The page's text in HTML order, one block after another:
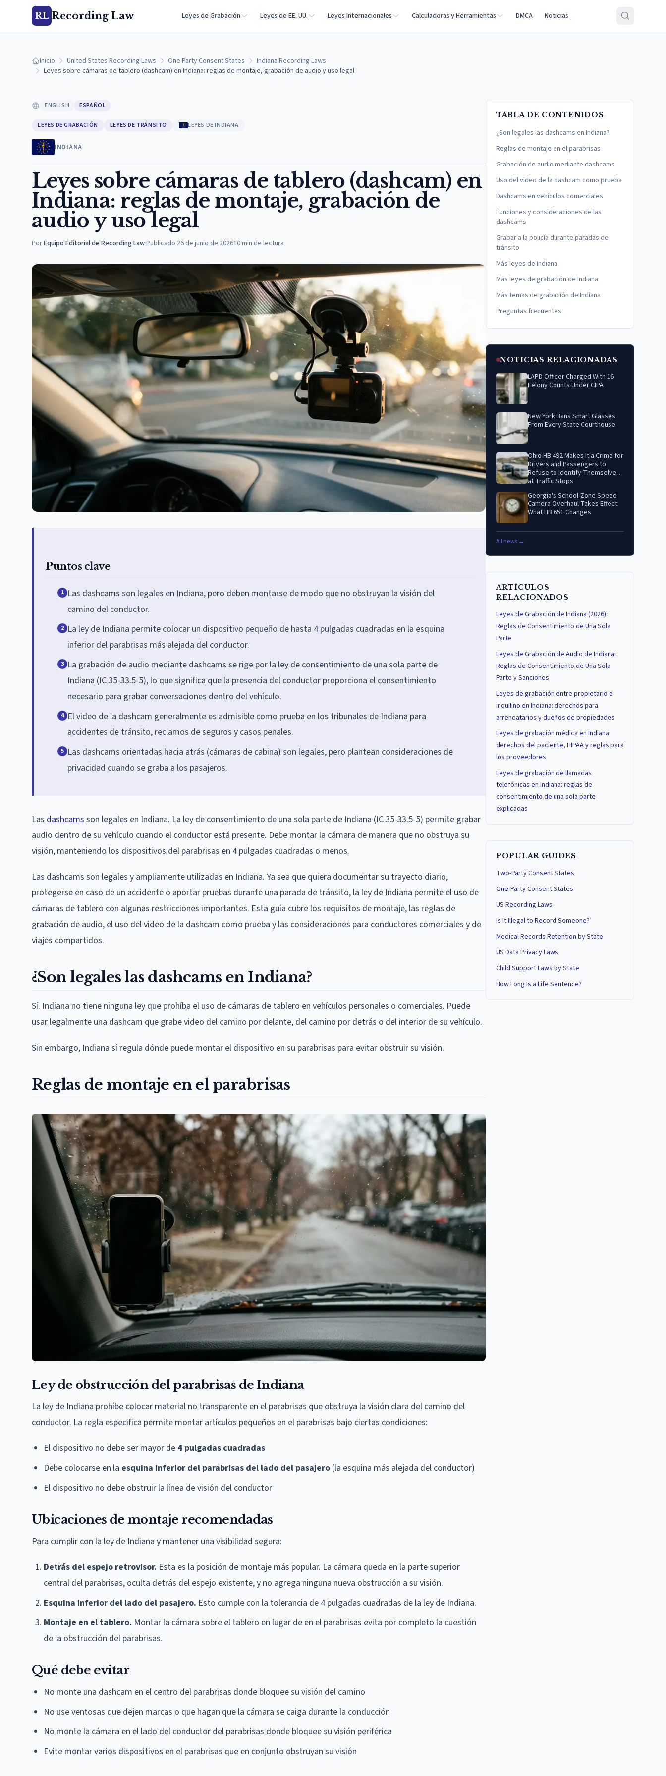
RL Recording Law Leyes de Grabación Leyes de EE. UU. Leyes Internacionales Calculadoras y Herramientas DMCA Noticias
Inicio United States Recording Laws One Party Consent States
Indiana Recording Laws
Leyes sobre cámaras de tablero (dashcam) en Indiana: reglas de montaje, grabación de audio y uso legal
ENGLISH ESPAÑOL
LEYES DE GRABACIÓN LEYES DE TRÁNSITO LEYES DE INDIANA
INDIANA
Leyes sobre cámaras de tablero (dashcam) en
Indiana: reglas de montaje, grabación de
audio y uso legal
PorEquipo Editorial de Recording Law·Publicado 26 de junio de 202610min de lectura
Puntos clave
1 Las dashcams son legales en Indiana, pero deben montarse de modo que no obstruyan la visión del
camino del conductor.
2 La ley de Indiana permite colocar un dispositivo pequeño de hasta 4 pulgadas cuadradas en la esquina
inferior del parabrisas más alejada del conductor.
3 La grabación de audio mediante dashcams se rige por la ley de consentimiento de una sola parte de
Indiana (IC 35-33.5-5), lo que significa que la presencia del conductor proporciona el consentimiento
necesario para grabar conversaciones dentro del vehículo.
4 El video de la dashcam generalmente es admisible como prueba en los tribunales de Indiana para
accidentes de tránsito, reclamos de seguros y casos penales.
5 Las dashcams orientadas hacia atrás (cámaras de cabina) son legales, pero plantean consideraciones de
privacidad cuando se graba a los pasajeros.
Las dashcams son legales en Indiana. La ley de consentimiento de una sola parte de Indiana (IC 35-33.5-5) permite grabar
audio dentro de su vehículo cuando el conductor está presente. Debe montar la cámara de manera que no obstruya su
visión, manteniendo los dispositivos del parabrisas en 4 pulgadas cuadradas o menos.
Las dashcams son legales y ampliamente utilizadas en Indiana. Ya sea que quiera documentar su trayecto diario,
protegerse en caso de un accidente o aportar pruebas durante una parada de tránsito, la ley de Indiana permite el uso de
cámaras de tablero con algunas restricciones importantes. Esta guía cubre los requisitos de montaje, las reglas de
grabación de audio, el uso del video de la dashcam como prueba y las consideraciones para conductores comerciales y de
viajes compartidos.
¿Son legales las dashcams en Indiana?
Sí. Indiana no tiene ninguna ley que prohíba el uso de cámaras de tablero en vehículos personales o comerciales. Puede
usar legalmente una dashcam que grabe video del camino por delante, del camino por detrás o del interior de su vehículo.
Sin embargo, Indiana sí regula dónde puede montar el dispositivo en su parabrisas para evitar obstruir su visión.
Reglas de montaje en el parabrisas
Ley de obstrucción del parabrisas de Indiana
La ley de Indiana prohíbe colocar material no transparente en el parabrisas que obstruya la visión clara del camino del
conductor. La regla especifica permite montar artículos pequeños en el parabrisas bajo ciertas condiciones:
El dispositivo no debe ser mayor de 4 pulgadas cuadradas
Debe colocarse en la esquina inferior del parabrisas del lado del pasajero (la esquina más alejada del conductor)
El dispositivo no debe obstruir la línea de visión del conductor
Ubicaciones de montaje recomendadas
Para cumplir con la ley de Indiana y mantener una visibilidad segura:
Detrás del espejo retrovisor. Esta es la posición de montaje más popular. La cámara queda en la parte superior
central del parabrisas, oculta detrás del espejo existente, y no agrega ninguna nueva obstrucción a su visión.
Esquina inferior del lado del pasajero. Esto cumple con la tolerancia de 4 pulgadas cuadradas de la ley de Indiana.
Montaje en el tablero. Montar la cámara sobre el tablero en lugar de en el parabrisas evita por completo la cuestión
de la obstrucción del parabrisas.
Qué debe evitar
No monte una dashcam en el centro del parabrisas donde bloquee su visión del camino
No use ventosas que dejen marcas o que hagan que la cámara se caiga durante la conducción
No monte la cámara en el lado del conductor del parabrisas donde bloquee su visión periférica
Evite montar varios dispositivos en el parabrisas que en conjunto obstruyan su visión
TABLA DE CONTENIDOS
¿Son legales las dashcams en Indiana?
Reglas de montaje en el parabrisas
Grabación de audio mediante dashcams
Uso del video de la dashcam como prueba
Dashcams en vehículos comerciales
Funciones y consideraciones de las
dashcams
Grabar a la policía durante paradas de
tránsito
Más leyes de Indiana
Más leyes de grabación de Indiana
Más temas de grabación de Indiana
Preguntas frecuentes
NOTICIAS RELACIONADAS
LAPD Officer Charged With 16
Felony Counts Under CIPA
New York Bans Smart Glasses
From Every State Courthouse
Ohio HB 492 Makes It a Crime for
Drivers and Passengers to
Refuse to Identify Themselves
at Traffic Stops
Georgia's School-Zone Speed
Camera Overhaul Takes Effect:
What HB 651 Changes
All news →
ARTÍCULOS
RELACIONADOS
Leyes de Grabación de Indiana (2026):
Reglas de Consentimiento de Una Sola
Parte
Leyes de Grabación de Audio de Indiana:
Reglas de Consentimiento de Una Sola
Parte y Sanciones
Leyes de grabación entre propietario e
inquilino en Indiana: derechos para
arrendatarios y dueños de propiedades
Leyes de grabación médica en Indiana:
derechos del paciente, HIPAA y reglas para
los proveedores
Leyes de grabación de llamadas
telefónicas en Indiana: reglas de
consentimiento de una sola parte
explicadas
POPULAR GUIDES
Two-Party Consent States
One-Party Consent States
US Recording Laws
Is It Illegal to Record Someone?
Medical Records Retention by State
US Data Privacy Laws
Child Support Laws by State
How Long Is a Life Sentence?